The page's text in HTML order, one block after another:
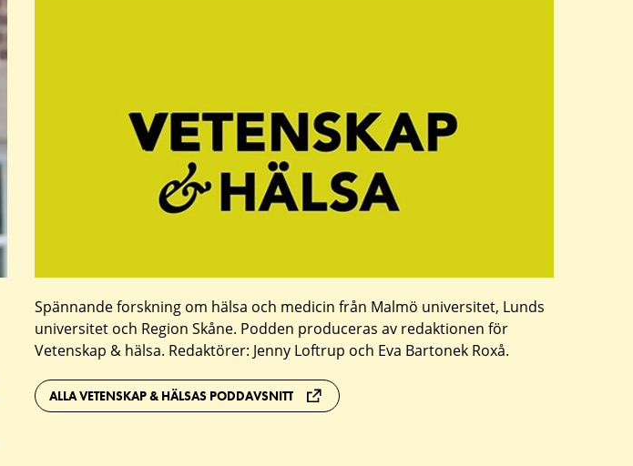
Spännande forskning om hälsa och medicin från Malmö universitet, Lunds
universitet och Region Skåne. Podden produceras av redaktionen för
Vetenskap & hälsa. Redaktörer: Jenny Loftrup och Eva Bartonek Roxå.
ALLA VETENSKAP & HÄLSAS PODDAVSNITT